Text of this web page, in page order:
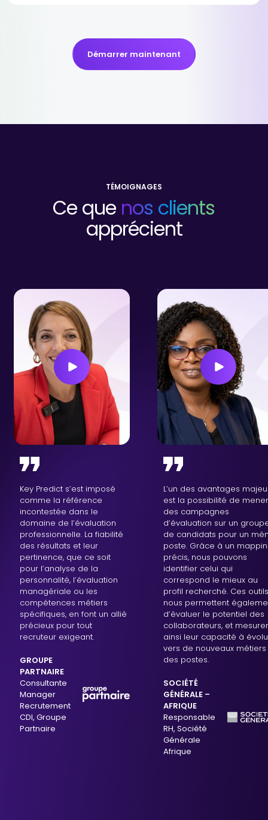
Démarrer maintenant
TÉMOIGNAGES
Ce que nos clients
apprécient
Key Predict s’est imposé
comme la référence
incontestée dans le
domaine de l’évaluation
professionnelle. La fiabilité
des résultats et leur
pertinence, que ce soit
pour l’analyse de la
personnalité, l’évaluation
managériale ou les
compétences métiers
spécifiques, en font un allié
précieux pour tout
recruteur exigeant.
GROUPE
PARTNAIRE
Consultante
Manager
Recrutement
CDI, Groupe
Partnaire
L’un des avantages
est la possibilité de mener
des campagnes
d’évaluation sur un
de candidats pour un
poste. Grâce à un
précis, nous pouvons
identifier celui qui
correspond le mieux au
profil recherché. Ces outils
nous permettent
d’évaluer le potentiel des
collaborateurs, et mesurer
ainsi leur capacité à
vers de nouveaux
des postes.
SOCIÉTÉ
GÉNÉRALE –
AFRIQUE
Responsable
RH, Société
Générale
Afrique